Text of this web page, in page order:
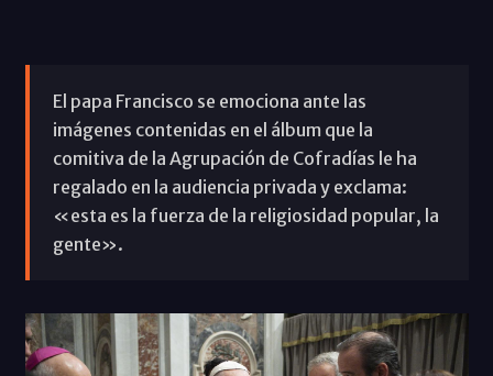
El papa Francisco se emociona ante las
imágenes contenidas en el álbum que la
comitiva de la Agrupación de Cofradías le ha
regalado en la audiencia privada y exclama:
«esta es la fuerza de la religiosidad popular, la
gente».